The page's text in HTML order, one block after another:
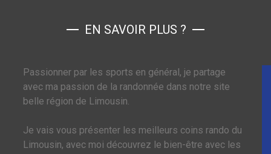
EN SAVOIR PLUS ?
Passionner par les sports en général, je partage
avec ma passion de la randonnée dans notre site
belle région de Limousin.
Je vais vous présenter les meilleurs coins rando du
Limousin, avec moi découvrez le bien-être avec les